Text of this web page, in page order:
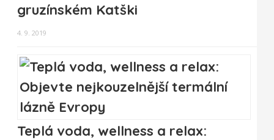
gruzínském Katški
4. 9. 2019
Teplá voda, wellness a relax: